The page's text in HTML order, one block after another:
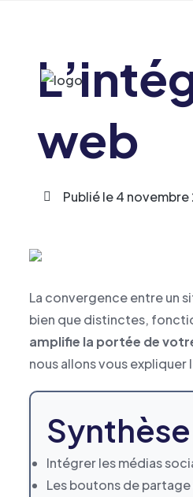
web
Publié le4 novembre
La convergence entre un
bien que distinctes,
amplifie la portée de
nous allons vous
Intégrer les médias
Les boutons de